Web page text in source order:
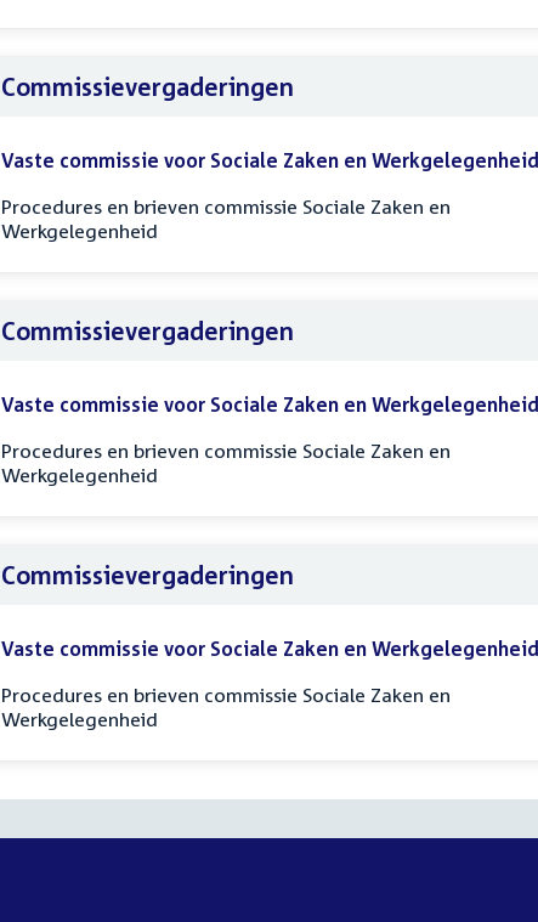
Commissievergaderingen
Vaste commissie voor Sociale Zaken en Werkgelegenheid
Procedures en brieven commissie Sociale Zaken en
Werkgelegenheid
Commissievergaderingen
Vaste commissie voor Sociale Zaken en Werkgelegenheid
Procedures en brieven commissie Sociale Zaken en
Werkgelegenheid
Commissievergaderingen
Vaste commissie voor Sociale Zaken en Werkgelegenheid
Procedures en brieven commissie Sociale Zaken en
Werkgelegenheid